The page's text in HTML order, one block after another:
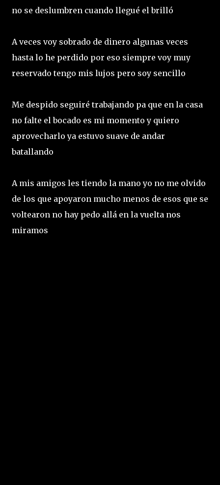
no se deslumbren cuando llegué el brilló
A veces voy sobrado de dinero algunas veces
hasta lo he perdido por eso siempre voy muy
reservado tengo mis lujos pero soy sencillo
Me despido seguiré trabajando pa que en la casa
no falte el bocado es mi momento y quiero
aprovecharlo ya estuvo suave de andar
batallando
A mis amigos les tiendo la mano yo no me olvido
de los que apoyaron mucho menos de esos que se
voltearon no hay pedo allá en la vuelta nos
miramos